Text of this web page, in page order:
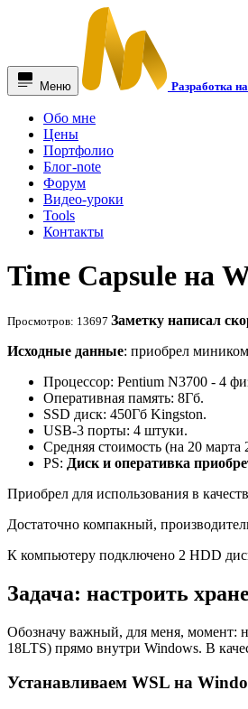
Меню Разработка
Обо мне
Цены
Портфолио
Блог-note
Форум
Видео-уроки
Tools
Контакты
Time Capsule на
Просмотров: 13697 Заметку написал
Исходные данные: приобрел
Процессор: Pentium N3700 - 4
Оперативная память: 8Гб.
SSD диск: 450Гб Kingston.
USB-3 порты: 4 штуки.
Средняя стоимость (на 20 марта
PS: Диск и оперативка
Приобрел для использования в
Достаточно компакный,
К компьютеру подключено 2 HDD
Задача: настроить
Обозначу важный, для меня, момент:
18LTS) прямо внутри Windows. В
Устанавливаем WSL на